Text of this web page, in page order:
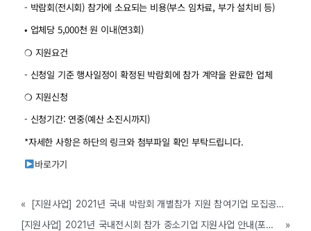
- 박람회(전시회) 참가에 소요되는 비용(부스 임차료, 부가 설치비 등)
• 업체당 5,000천 원 이내(연3회)
❍ 지원요건
- 신청일 기준 행사일정이 확정된 박람회에 참가 계약을 완료한 업체
❍ 지원신청
- 신청기간: 연중(예산 소진시까지)
*자세한 사항은 하단의 링크와 첨부파일 확인 부탁드립니다.
바로가기
«
[지원사업] 2021년 국내 박람회 개별참가 지원 참여기업 모집공고 (제주특별자치도, ~예산 소진시까지)
[지원사업] 2021년 국내전시회 참가 중소기업 지원사업 안내(포천시, ~2/25까지)
»